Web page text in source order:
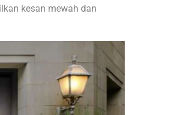
kesan mewah dan